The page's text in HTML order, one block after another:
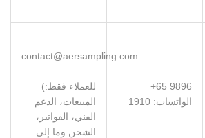
contact@aersampling.com
(للعملاء فقط:
المبيعات، الدعم
الفني، الفواتير،
الشحن وما إلى
+65 9896
1910 :الواتساب